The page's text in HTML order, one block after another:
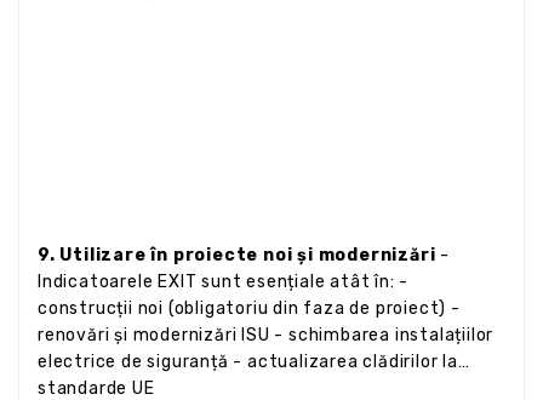
9. Utilizare în proiecte noi și modernizări -
Indicatoarele EXIT sunt esențiale atât în: -
construcții noi (obligatoriu din faza de proiect) -
renovări și modernizări ISU - schimbarea instalațiilor
electrice de siguranță - actualizarea clădirilor la
standarde UE